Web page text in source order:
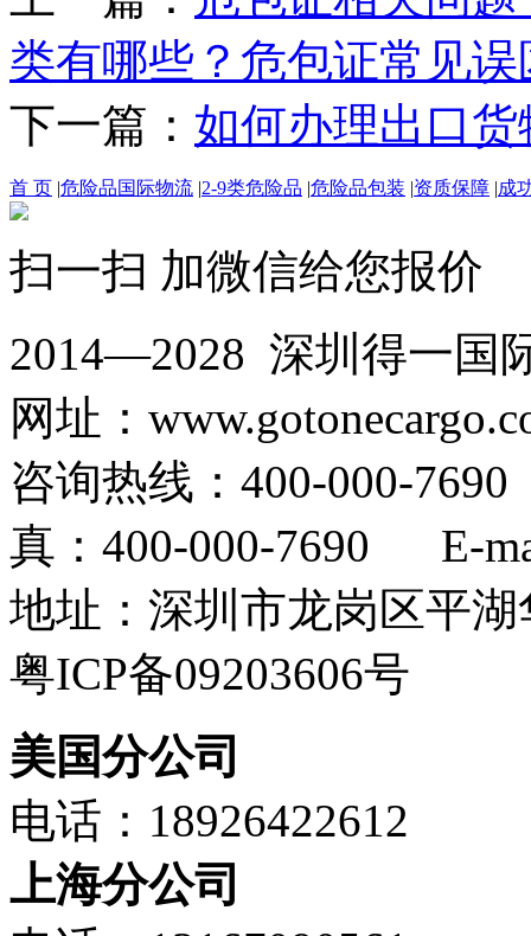
类有哪些？危包证常见
下一篇： 如何办理出口
首 页 |危险品国际物流 |2-9类危险品 |危险品包装 |资质保障 |成
扫一扫 加微信给您报价
2014—2028 深圳得一国
网址：
咨询热线：400-000-
真：400-000-7690 E-
地址：深圳市龙岗区平
粤ICP备09203606号
美国分公司
电话：18926422612
上海分公司